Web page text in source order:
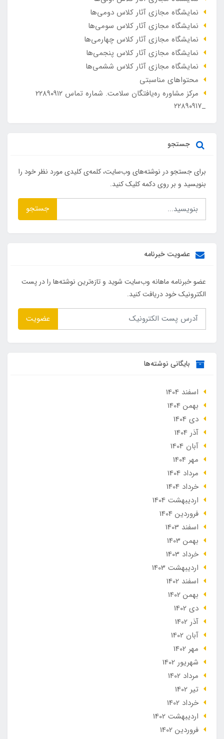
نمایشگاه مجازی آثار کلاس دومی‌ها
نمایشگاه مجازی آثار کلاس سومی‌ها
نمایشگاه مجازی آثار کلاس چهارمی‌ها
نمایشگاه مجازی آثار کلاس پنجمی‌ها
نمایشگاه مجازی آثار کلاس ششمی‌ها
محتواهای مناسبتی
مرکز مشاوره ره‌یافتگان سلامت. شماره تماس ۲۲۸۹۰۹۱۲
_۲۲۸۹۰۹۱۷
جستجو
برای جستجو در نوشته‌های وب‌سایت، کلمه‌ی کلیدی مورد نظر خود را
بنویسید و بر روی دکمه کلیک کنید.
جستجو
عضویت خبرنامه
عضو خبرنامه ماهانه وب‌سایت شوید و تازه‌ترین نوشته‌ها را در پست
الکترونیک خود دریافت کنید.
عضویت
بایگانی نوشته‌ها
اسفند 1404
بهمن 1404
دی 1404
آذر 1404
آبان 1404
مهر 1404
مرداد 1404
خرداد 1404
ارديبهشت 1404
فروردین 1404
اسفند 1403
بهمن 1403
خرداد 1403
ارديبهشت 1403
اسفند 1402
بهمن 1402
دی 1402
آذر 1402
آبان 1402
مهر 1402
شهریور 1402
مرداد 1402
تير 1402
خرداد 1402
ارديبهشت 1402
فروردین 1402